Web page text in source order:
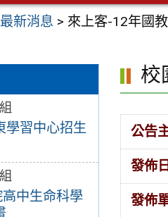
最新消息 > 來上客-12年國
學習中心招生
中生命科學
校
公告
發佈
發佈